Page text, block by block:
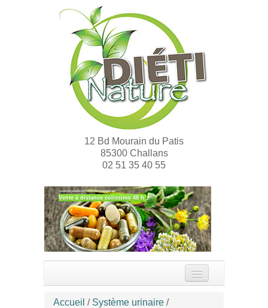
12 Bd Mourain du Patis
85300 Challans
02 51 35 40 55
Vente à distance colissimo 48 h
Conseil personnalisé en Phytothérapie Aromathérapie
Accueil
Accueil / Système urinaire /